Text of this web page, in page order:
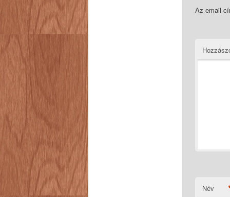
Az email
Név